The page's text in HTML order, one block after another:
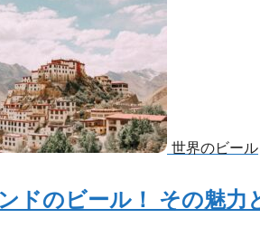
世界のビール
ドのビール！ その魅力